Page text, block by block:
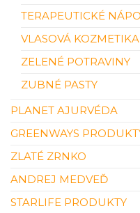
TERAPEUTICKÉ
VLASOVÁ KOZMETIKA
ZELENÉ POTRAVINY
ZUBNÉ PASTY
PLANET AJURVÉDA
GREENWAYS
ZLATÉ ZRNKO
ANDREJ MEDVEĎ
STARLIFE PRODUKTY